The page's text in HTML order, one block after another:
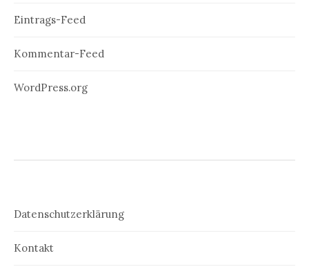
Eintrags-Feed
Kommentar-Feed
WordPress.org
Datenschutzerklärung
Kontakt